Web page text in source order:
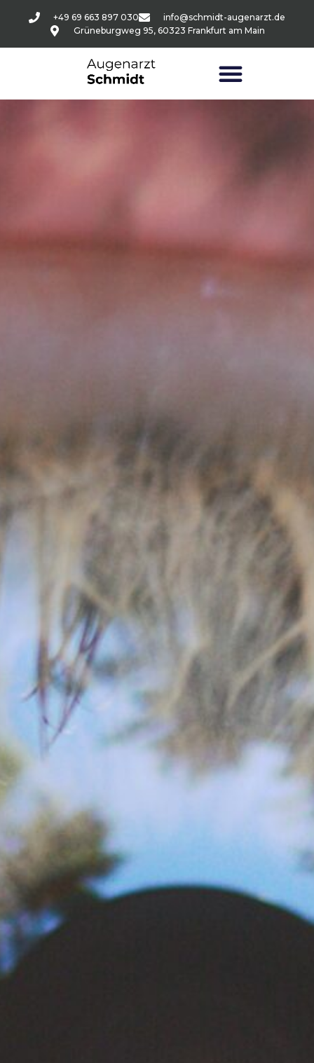
+49 69 663 897 030
info@schmidt-augenarzt.de
Grüneburgweg 95, 60323 Frankfurt am Main